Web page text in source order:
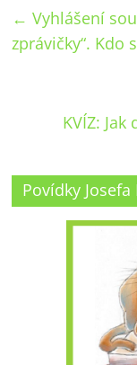
← Vyhlášení
zprávičky“. Kdo
KVÍZ:
Povídky Josefa